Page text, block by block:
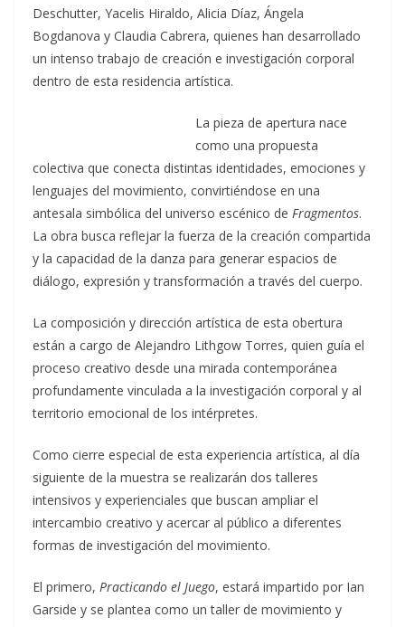
Deschutter, Yacelis Hiraldo, Alicia Díaz, Ángela
Bogdanova y Claudia Cabrera, quienes han desarrollado
un intenso trabajo de creación e investigación corporal
dentro de esta residencia artística.
La pieza de apertura nace
como una propuesta
colectiva que conecta distintas identidades, emociones y
lenguajes del movimiento, convirtiéndose en una
antesala simbólica del universo escénico de Fragmentos.
La obra busca reflejar la fuerza de la creación compartida
y la capacidad de la danza para generar espacios de
diálogo, expresión y transformación a través del cuerpo.
La composición y dirección artística de esta obertura
están a cargo de Alejandro Lithgow Torres, quien guía el
proceso creativo desde una mirada contemporánea
profundamente vinculada a la investigación corporal y al
territorio emocional de los intérpretes.
Como cierre especial de esta experiencia artística, al día
siguiente de la muestra se realizarán dos talleres
intensivos y experienciales que buscan ampliar el
intercambio creativo y acercar al público a diferentes
formas de investigación del movimiento.
El primero, Practicando el Juego, estará impartido por Ian
Garside y se plantea como un taller de movimiento y